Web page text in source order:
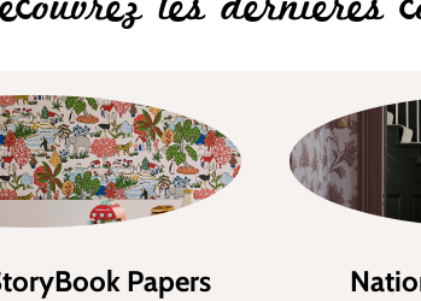
Papers